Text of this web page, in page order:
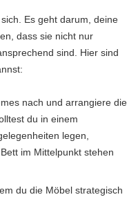
Es geht darum, deine
dass sie nicht nur
sind. Hier sind
nach und arrangiere die
du in einem
legen,
im Mittelpunkt stehen
du die Möbel strategisch